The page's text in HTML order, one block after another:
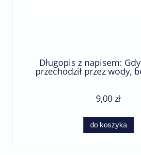
Długopis z napisem:
przechodził przez wody,
(bordowy)
9,00 zł
do koszyka